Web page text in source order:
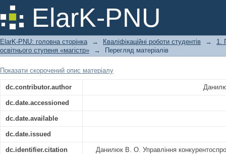
ElarK-PNU
Управління
ElarK-PNU: головна сторінка → Кваліфікаційні роботи студентів →
1.
освітнього ступеня «магістр»
→ Перегляд матеріалів
Показати скорочений опис матеріалу
dc.contributor.author
dc.date.accessioned
dc.date.available
dc.date.issued
dc.identifier.citation
Данилюк В. О. Управління